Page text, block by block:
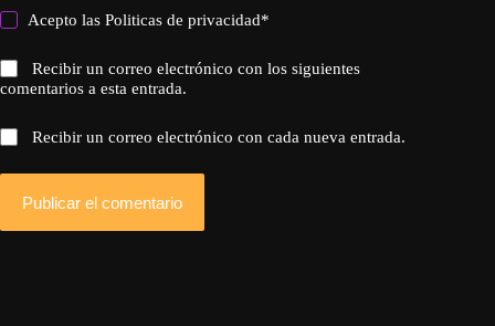
Acepto lasPoliticas de privacidad*
Recibir un correo electrónico con los siguientes
comentarios a esta entrada.
Recibir un correo electrónico con cada nueva entrada.
Publicar el comentario